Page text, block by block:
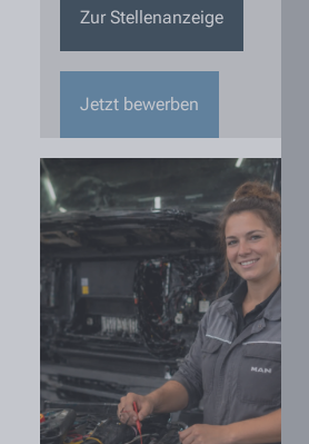
Zur Stellenanzeige
Jetzt bewerben